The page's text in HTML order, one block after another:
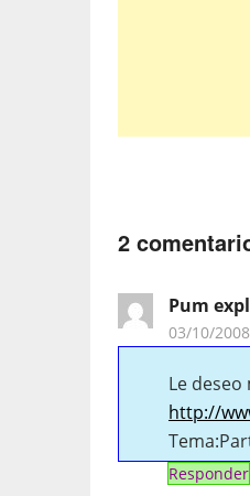
2
Pum
03/10/
Le
http://
Responder